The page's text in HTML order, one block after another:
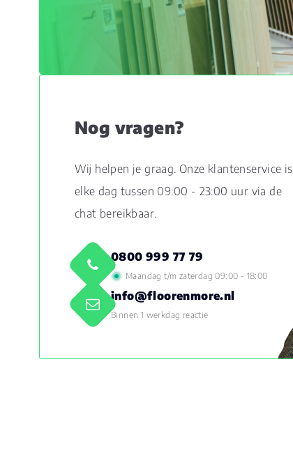
Nog vragen?
Wij helpen je graag. Onze klantenservice is
elke dag tussen 09:00 - 23:00 uur via de
chat bereikbaar.
0800 999 77 79
Maandag t/m zaterdag 09:00 - 18:00
info@floorenmore.nl
Binnen 1 werkdag reactie